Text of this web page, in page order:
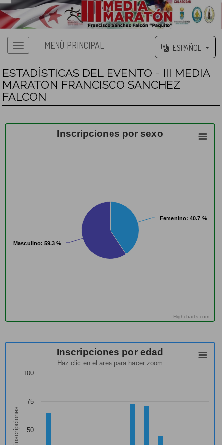
MENÚ PRINCIPAL ESPAÑOL
ESTADÍSTICAS DEL EVENTO - III MEDIA
MARATON FRANCISCO SANCHEZ
FALCON
Inscripciones por sexo
Femenino: 40.7 %
Femenino: 40.7 %
Masculino: 59.3 %
Masculino: 59.3 %
Highcharts.com
Nº inscripciones
Inscripciones por edad
Haz clic en el area para hacer zoom
50
75
100